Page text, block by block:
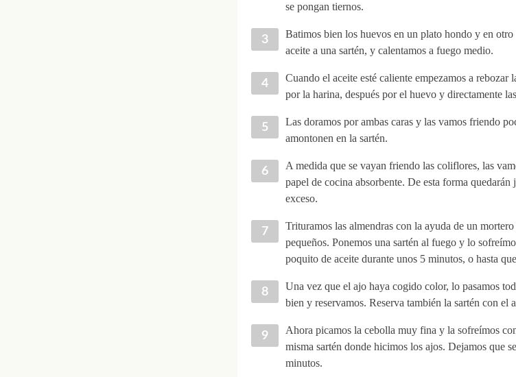
se pongan tiernos.
Batimos bien los huevos en un plato hondo y en
aceite a una sartén, y calentamos a fuego medio.
Cuando el aceite esté caliente empezamos a rebozar
por la harina, después por el huevo y directamente
Las doramos por ambas caras y las vamos friendo
amontonen en la sartén.
A medida que se vayan friendo las coliflores, las
papel de cocina absorbente. De esta forma quedarán
exceso.
Trituramos las almendras con la ayuda de un
pequeños. Ponemos una sartén al fuego y lo
poquito de aceite durante unos 5 minutos, o hasta
Una vez que el ajo haya cogido color, lo pasamos
bien y reservamos. Reserva también la sartén con el
Ahora picamos la cebolla muy fina y la sofreímos
misma sartén donde hicimos los ajos. Dejamos que
minutos.